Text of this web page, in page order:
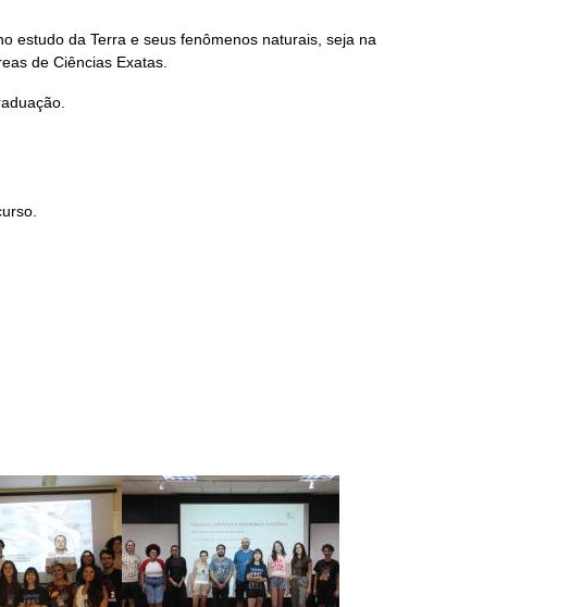
estudo da Terra e seus fenômenos naturais, seja na
de Ciências Exatas.